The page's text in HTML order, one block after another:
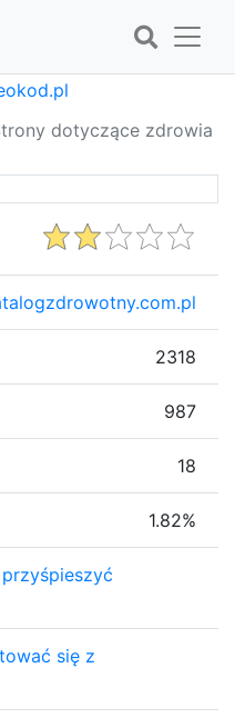
dotyczące zdrowia
2318
987
18
1.82%
się z